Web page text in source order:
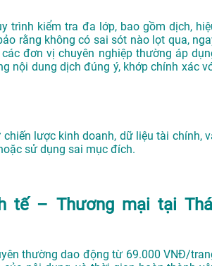
trình kiểm tra đa lớp, bao gồm dịch,
rằng không có sai sót nào lọt qua,
đơn vị chuyên nghiệp thường áp
nội dung dịch đúng ý, khớp chính xác
lược kinh doanh, dữ liệu tài chính,
sử dụng sai mục đích.
tế – Thương mại tại
thường dao động từ 69.000 VNĐ/